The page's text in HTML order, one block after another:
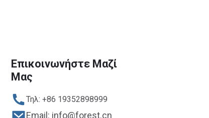
Επικοινωνήστε Μαζί
Μας
Τηλ: +86 19352898999
Email: info@forest.cn